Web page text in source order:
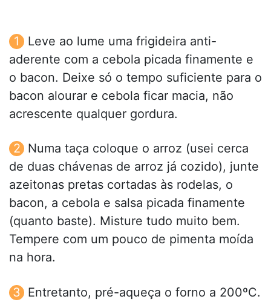
Leve ao lume uma frigideira anti-
aderente com a cebola picada finamente e
o bacon. Deixe só o tempo suficiente para o
bacon alourar e cebola ficar macia, não
acrescente qualquer gordura.
Numa taça coloque o arroz (usei cerca
de duas chávenas de arroz já cozido), junte
azeitonas pretas cortadas às rodelas, o
bacon, a cebola e salsa picada finamente
(quanto baste). Misture tudo muito bem.
Tempere com um pouco de pimenta moída
na hora.
Entretanto, pré-aqueça o forno a 200ºC.